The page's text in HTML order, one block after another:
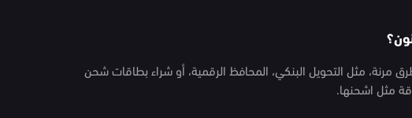
مثل التحويل البنكي، المحافظ الرقمية، أو شراء بطاقات شحن
مثل اشحنها.